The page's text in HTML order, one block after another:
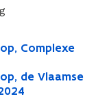
Complexe
de Vlaamse